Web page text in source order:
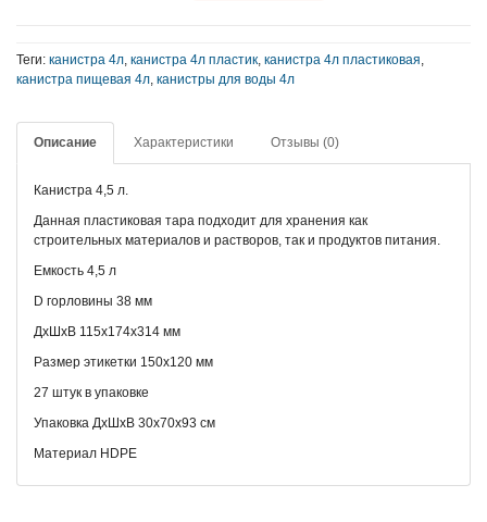
Теги: канистра 4л, канистра 4л пластик, канистра 4л пластиковая,
канистра пищевая 4л, канистры для воды 4л
Описание Характеристики Отзывы (0)
Канистра 4,5 л.
Данная пластиковая тара подходит для хранения как
строительных материалов и растворов, так и продуктов питания.
Емкость 4,5 л
D горловины 38 мм
ДхШхВ 115х174х314 мм
Размер этикетки 150x120 мм
27 штук в упаковке
Упаковка ДхШхВ 30х70х93 см
Материал HDPE